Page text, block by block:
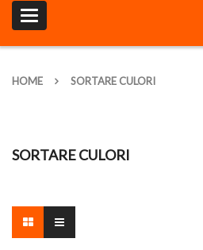
Toggle
navigation
HOME SORTARE CULORI
SORTARE CULORI